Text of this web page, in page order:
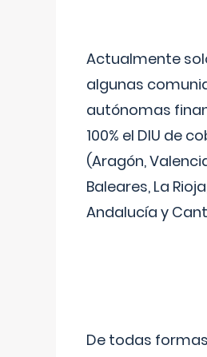
Actualmente
algunas
autónomas
100% el DIU de
(Aragón,
Baleares, La
Andalucía y
De todas